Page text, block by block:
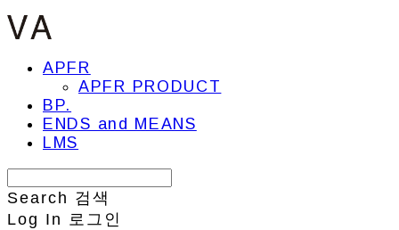
APFR
APFR PRODUCT
BP.
ENDS and MEANS
LMS
Search 검색
Log In
로그인